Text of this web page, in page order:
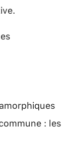
: les